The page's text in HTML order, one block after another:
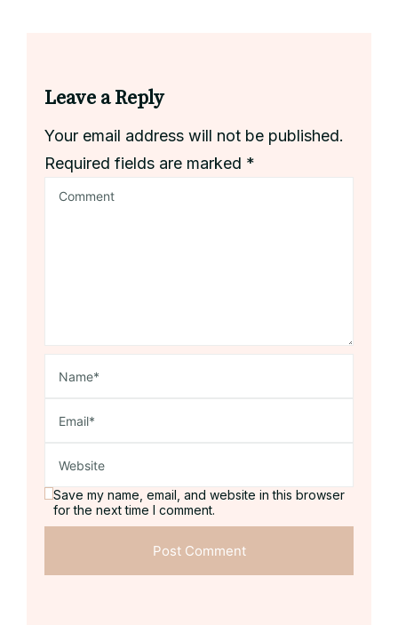
Leave a Reply
Your email address will not be published.
Required fields are marked *
Save my name, email, and website in this browser
for the next time I comment.